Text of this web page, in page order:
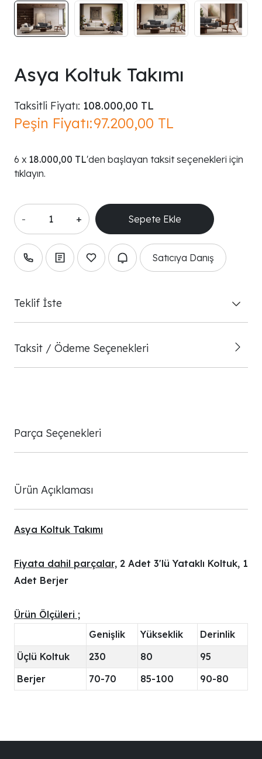
Asya Koltuk Takımı
Taksitli Fiyatı: 108.000,00 TL
Peşin Fiyatı:97.200,00 TL
18.000,00 TL'den başlayan taksit seçenekleri için
tıklayın.
- +
Satıcıya Danış
Teklif İste
Taksit / Ödeme Seçenekleri
Parça Seçenekleri
Ürün Açıklaması
Asya Koltuk Takımı
Fiyata dahil parçalar, 2 Adet 3'lü Yataklı Koltuk, 1
Adet Berjer
Ürün Ölçüleri ;
Genişlik
Yükseklik
Derinlik
Üçlü Koltuk
230 80
95
Berjer
70-70 85-100 90-80